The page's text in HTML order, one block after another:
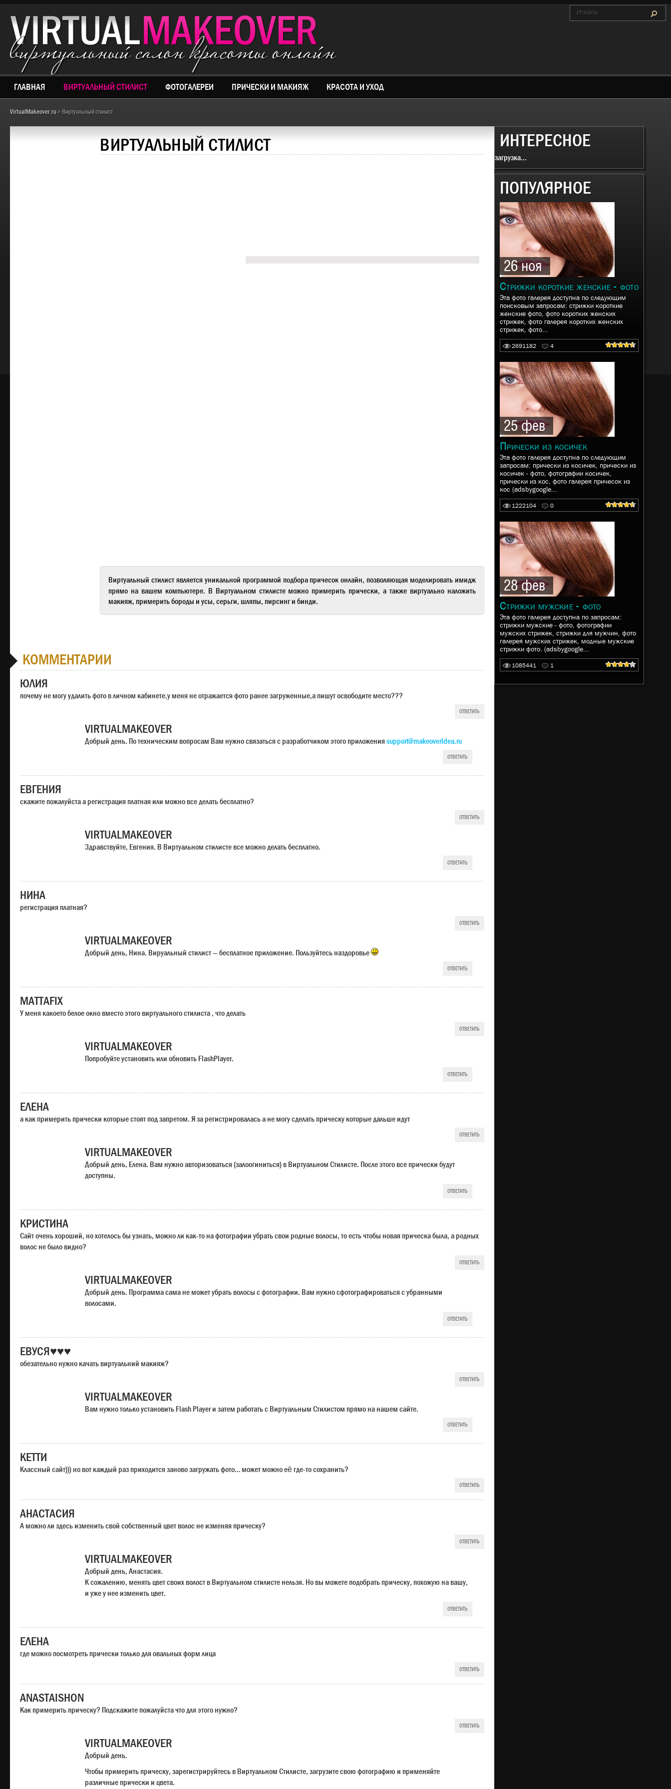
виртуальный салон красоты онлайн
ГЛАВНАЯ ВИРТУАЛЬНЫЙ СТИЛИСТ ФОТОГАЛЕРЕИ ПРИЧЕСКИ И МАКИЯЖ КРАСОТА И УХОД
VirtualMakeover.ru> Виртуальный стилист
ВИРТУАЛЬНЫЙ СТИЛИСТ
Виртуальный стилистявляется уникальной программой подбора причесок онлайн, позволяющая моделировать имидж
прямо на вашем компьютере. В Виртуальном стилистеможно примерить прически, а также виртуально наложить
макияж, примерить бороды и усы, серьги, шляпы, пирсинг и бинди.
КОММЕНТАРИИ
ЮЛИЯ
почему не могу удалить фото в личном кабинете,у меня не отражается фото ранее загруженные,а пишут освободите место???
ОТВЕТИТЬ
VIRTUALMAKEOVER
Добрый день. По техническим вопросам Вам нужно связаться с разработчиком этого приложенияsupport@makeoverIdea.ru
ОТВЕТИТЬ
ЕВГЕНИЯ
скажите пожалуйста а регистрация платная или можно все делать бесплатно?
ОТВЕТИТЬ
VIRTUALMAKEOVER
Здравствуйте, Евгения. В Виртуальном стилисте все можно делать бесплатно.
ОТВЕТИТЬ
НИНА
регистрация платная?
ОТВЕТИТЬ
VIRTUALMAKEOVER
Добрый день, Нина. Вируальный стилист — бесплатное приложение. Пользуйтесь наздоровье
ОТВЕТИТЬ
MATTAFIX
У меня какоето белое окно вместо этого виртуального стилиста , что делать
ОТВЕТИТЬ
VIRTUALMAKEOVER
Попробуйте установить или обновить FlashPlayer.
ОТВЕТИТЬ
ЕЛЕНА
а как примерить прически которые стоят под запретом. Я за регистрировалась а не могу сделать прическу которые дальше идут
ОТВЕТИТЬ
VIRTUALMAKEOVER
Добрый день, Елена. Вам нужно авторизоваться (залоогиниться) в Виртуальном Стилисте. После этого все прически будут
доступны.
ОТВЕТИТЬ
КРИСТИНА
Сайт очень хороший, но хотелось бы узнать, можно ли как-то на фотографии убрать свои родные волосы, то есть чтобы новая прическа была, а родных
волос не было видно?
ОТВЕТИТЬ
VIRTUALMAKEOVER
Добрый день. Программа сама не может убрать волосы с фотографии. Вам нужно сфотографироваться с убранными
волосами.
ОТВЕТИТЬ
ЕВУСЯ♥♥♥
обезательно нужно качать виртуальний макияж?
ОТВЕТИТЬ
VIRTUALMAKEOVER
Вам нужно только установить Flash Player и затем работать с Виртуальным Стилистом прямо на нашем сайте.
ОТВЕТИТЬ
КЕТТИ
Классный сайт))) но вот каждый раз приходится заново загружать фото… может можно её где-то сохранить?
ОТВЕТИТЬ
АНАСТАСИЯ
А можно ли здесь изменить свой собственный цвет волос не изменяя прическу?
ОТВЕТИТЬ
VIRTUALMAKEOVER
Добрый день, Анастасия.
К сожалению, менять цвет своих волост в Виртуальном стилисте нельзя. Но вы можете подобрать прическу, похожую на вашу,
и уже у нее изменить цвет.
ОТВЕТИТЬ
ЕЛЕНА
где можно посмотреть прически только для овальных форм лица
ОТВЕТИТЬ
ANASTAISHON
Как примерить прическу? Подскажите пожалуйста что для этого нужно?
ОТВЕТИТЬ
VIRTUALMAKEOVER
Добрый день.
Чтобы примерить прическу, зарегистрируйтесь в Виртуальном Стилисте, загрузите свою фотографию и применяйте
различные прически и цвета.
ИНТЕРЕСНОЕ
загрузка...
ПОПУЛЯРНОЕ
26 ноя
Стрижки короткие женские - фото
Эта фото галерея доступна по следующим
поисковым запросам: стрижки короткие
женские фото, фото коротких женских
стрижек, фото галерея коротких женских
стрижек, фото...
2691182 4
25 фев
Прически из косичек
Эта фото галерея доступна по следующим
запросам: прически из косичек, прически из
косичек - фото, фотографии косичек,
прически из кос, фото галерея причесок из
кос (adsbygoogle...
1222104 0
28 фев
Стрижки мужские - фото
Эта фото галерея доступна по запросам:
стрижки мужские - фото, фотографии
мужских стрижек, стрижки для мужчин, фото
галерея мужских стрижек, модные мужские
стрижки фото. (adsbygoogle...
1085441 1